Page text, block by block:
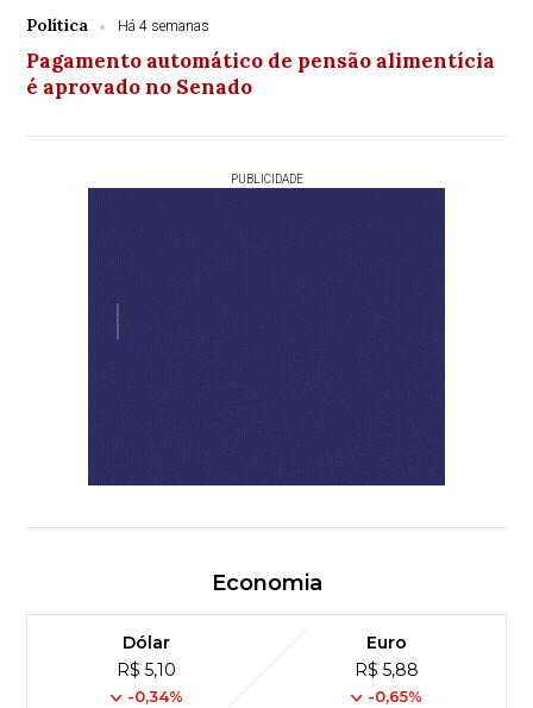
Política Há 4 semanas
Pagamento automático de pensão alimentícia
é aprovado no Senado
PUBLICIDADE
Economia
Dólar
R$ 5,10
-0,34%
Euro
R$ 5,88
-0,65%